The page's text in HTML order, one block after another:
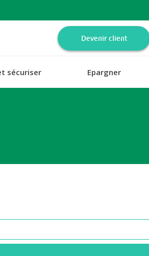
Devenir client
sécuriser Epargner